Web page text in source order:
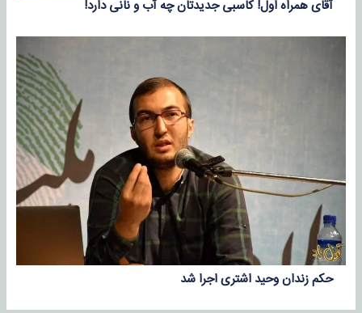
آقای همراه اول! کاسبی جدیدتان چه آب و نانی دارد!
حکم زندان وحید اشتری اجرا شد